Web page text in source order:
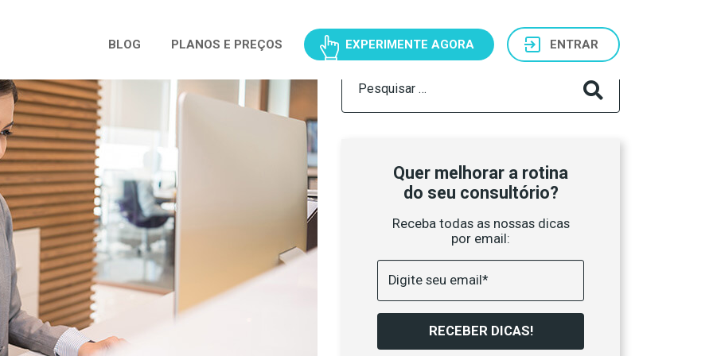
BLOG PLANOS E PREÇOS EXPERIMENTE AGORA ENTRAR
Quer melhorar a rotina
do seu consultório?
Receba todas as nossas dicas
por email:
RECEBER DICAS!